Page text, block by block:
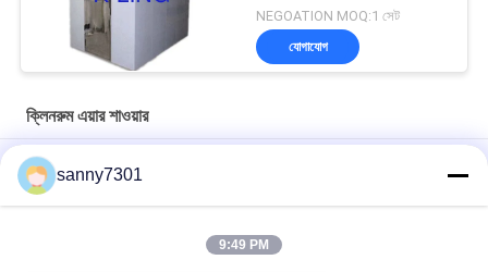
NEGOATION MOQ:1 সেট
যোগাযোগ
ক্লিনরুম এয়ার শাওয়ার
ওয়্যারলেস প্রেস সুইচ 380V 50HZ সহ বৈদ্যুতিক ক্লিনরুম এয়ার শাওয়ার
ক্লিনরুম প্রকল্পের জন্য স্টেইনলেস স্টিল প্লেট মডুলার এয়ার শাওয়ার
সিই এবং রোএইচএস এয়ার ফ্লো 1300 এম 3 / এইচ সহ অটোমেটেড স্লাইডিং ডোর
sanny7301
9:49 PM